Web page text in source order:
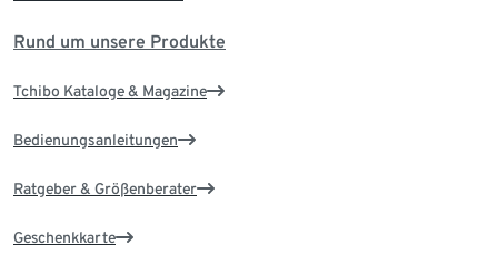
Rund um unsere Produkte
Tchibo Kataloge & Magazine
Bedienungsanleitungen
Ratgeber & Größenberater
Geschenkkarte